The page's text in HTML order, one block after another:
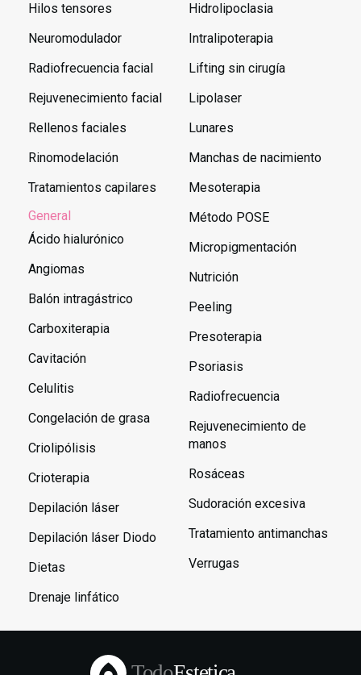
Hilos tensores
Neuromodulador
Radiofrecuencia facial
Rejuvenecimiento facial
Rellenos faciales
Rinomodelación
Tratamientos capilares
General
Ácido hialurónico
Angiomas
Balón intragástrico
Carboxiterapia
Cavitación
Celulitis
Congelación de grasa
Criolipólisis
Crioterapia
Depilación láser
Depilación láser Diodo
Dietas
Drenaje linfático
Hidrolipoclasia
Intralipoterapia
Lifting sin cirugía
Lipolaser
Lunares
Manchas de nacimiento
Mesoterapia
Método POSE
Micropigmentación
Nutrición
Peeling
Presoterapia
Psoriasis
Radiofrecuencia
Rejuvenecimiento de
manos
Rosáceas
Sudoración excesiva
Tratamiento antimanchas
Verrugas